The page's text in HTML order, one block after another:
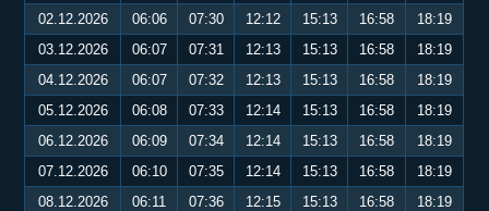
02.12.2026
06:06 07:30 12:12 15:13 16:58
18:19
03.12.2026
06:07 07:31 12:13 15:13 16:58
18:19
04.12.2026
06:07 07:32 12:13 15:13 16:58
18:19
05.12.2026
06:08 07:33 12:14 15:13 16:58
18:19
06.12.2026
06:09 07:34 12:14 15:13 16:58
18:19
07.12.2026
06:10 07:35 12:14 15:13 16:58
18:19
08.12.2026
06:11 07:36 12:15 15:13 16:58
18:19